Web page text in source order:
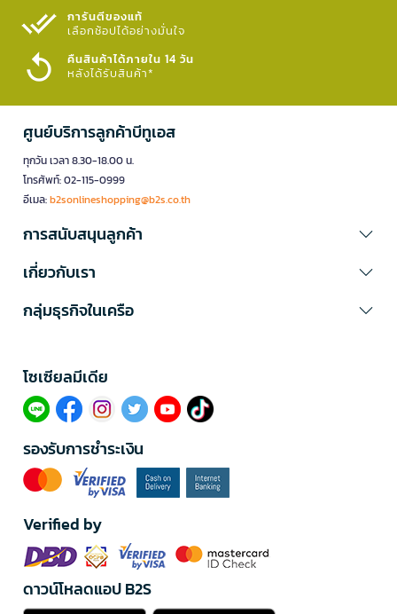
การันตีของแท้
เลือกช้อปได้อย่างมั่นใจ​
คืนสินค้าได้ภายใน 14 วัน
หลังได้รับสินค้า*
ศูนย์บริการลูกค้าบีทูเอส
ทุกวัน เวลา 8.30-18.00 น.
โทรศัพท์: 02-115-0999
อีเมล:b2sonlineshopping@b2s.co.th
การสนับสนุนลูกค้า
เกี่ยวกับเรา
กลุ่มธุรกิจในเครือ
โซเซียลมีเดีย​
รองรับการชำระเงิน
Verified by
ดาวน์โหลดแอป B2S